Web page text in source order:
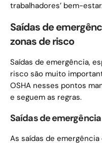
trabalhadores’ bem-
Saídas de
zonas de risco
Saídas de emergência,
risco são muito
OSHA nesses pontos
e seguem as regras.
Saídas de emergência
As saídas de